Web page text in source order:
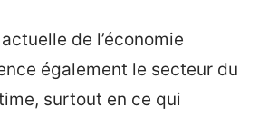
de l’économie
également le secteur du
surtout en ce qui